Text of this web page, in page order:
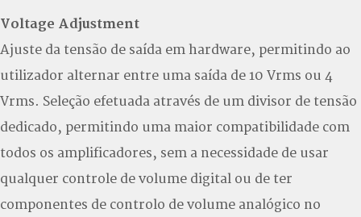
Voltage Adjustment
Ajuste da tensão de saída em hardware, permitindo ao
utilizador alternar entre uma saída de 10 Vrms ou 4
Vrms. Seleção efetuada através de um divisor de tensão
dedicado, permitindo uma maior compatibilidade com
todos os amplificadores, sem a necessidade de usar
qualquer controle de volume digital ou de ter
componentes de controlo de volume analógico no